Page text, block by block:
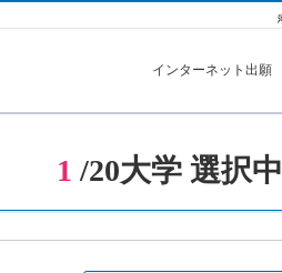
インターネット出願
1 /20大学 選択中